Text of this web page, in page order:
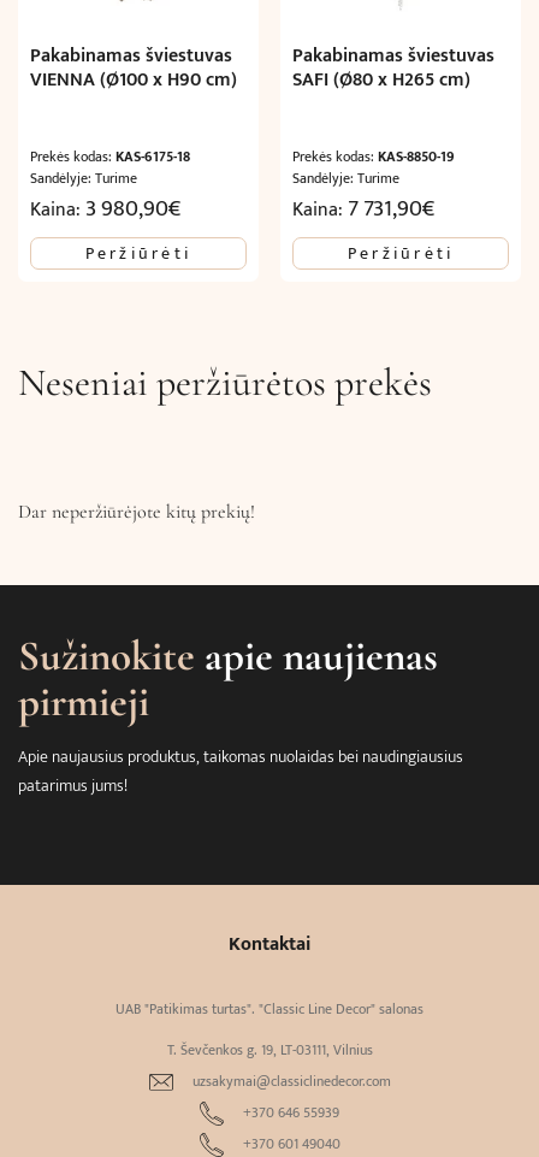
Pakabinamas šviestuvas
VIENNA (Ø100 x H90 cm)
Prekės kodas: KAS-6175-18
Sandėlyje: Turime
Kaina: 3 980,90€
Peržiūrėti
Pakabinamas šviestuvas
SAFI (Ø80 x H265 cm)
Prekės kodas:KAS-8850-19
Sandėlyje: Turime
Kaina: 7 731,90€
Peržiūrėti
Neseniai peržiūrėtos prekės
Dar neperžiūrėjote kitų prekių!
Sužinokite apie naujienas
pirmieji
Apie naujausius produktus, taikomas nuolaidas bei naudingiausius
patarimus jums!
Kontaktai
UAB "Patikimas turtas". "Classic Line Decor" salonas
T. Ševčenkos g. 19, LT-03111, Vilnius
uzsakymai@classiclinedecor.com
+370 646 55939
+370 601 49040